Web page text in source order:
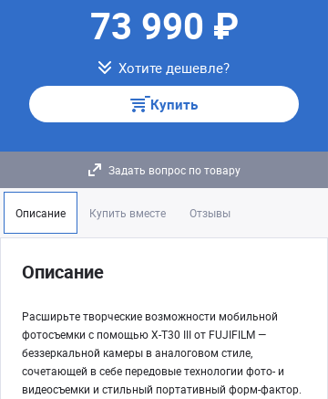
73 990 ₽
Хотите дешевле?
Купить
Задать вопрос по товару
Описание Купить вместе Отзывы
Описание
Расширьте творческие возможности мобильной
фотосъемки с помощью X-T30 III от FUJIFILM —
беззеркальной камеры в аналоговом стиле,
сочетающей в себе передовые технологии фото- и
видеосъемки и стильный портативный форм-фактор.